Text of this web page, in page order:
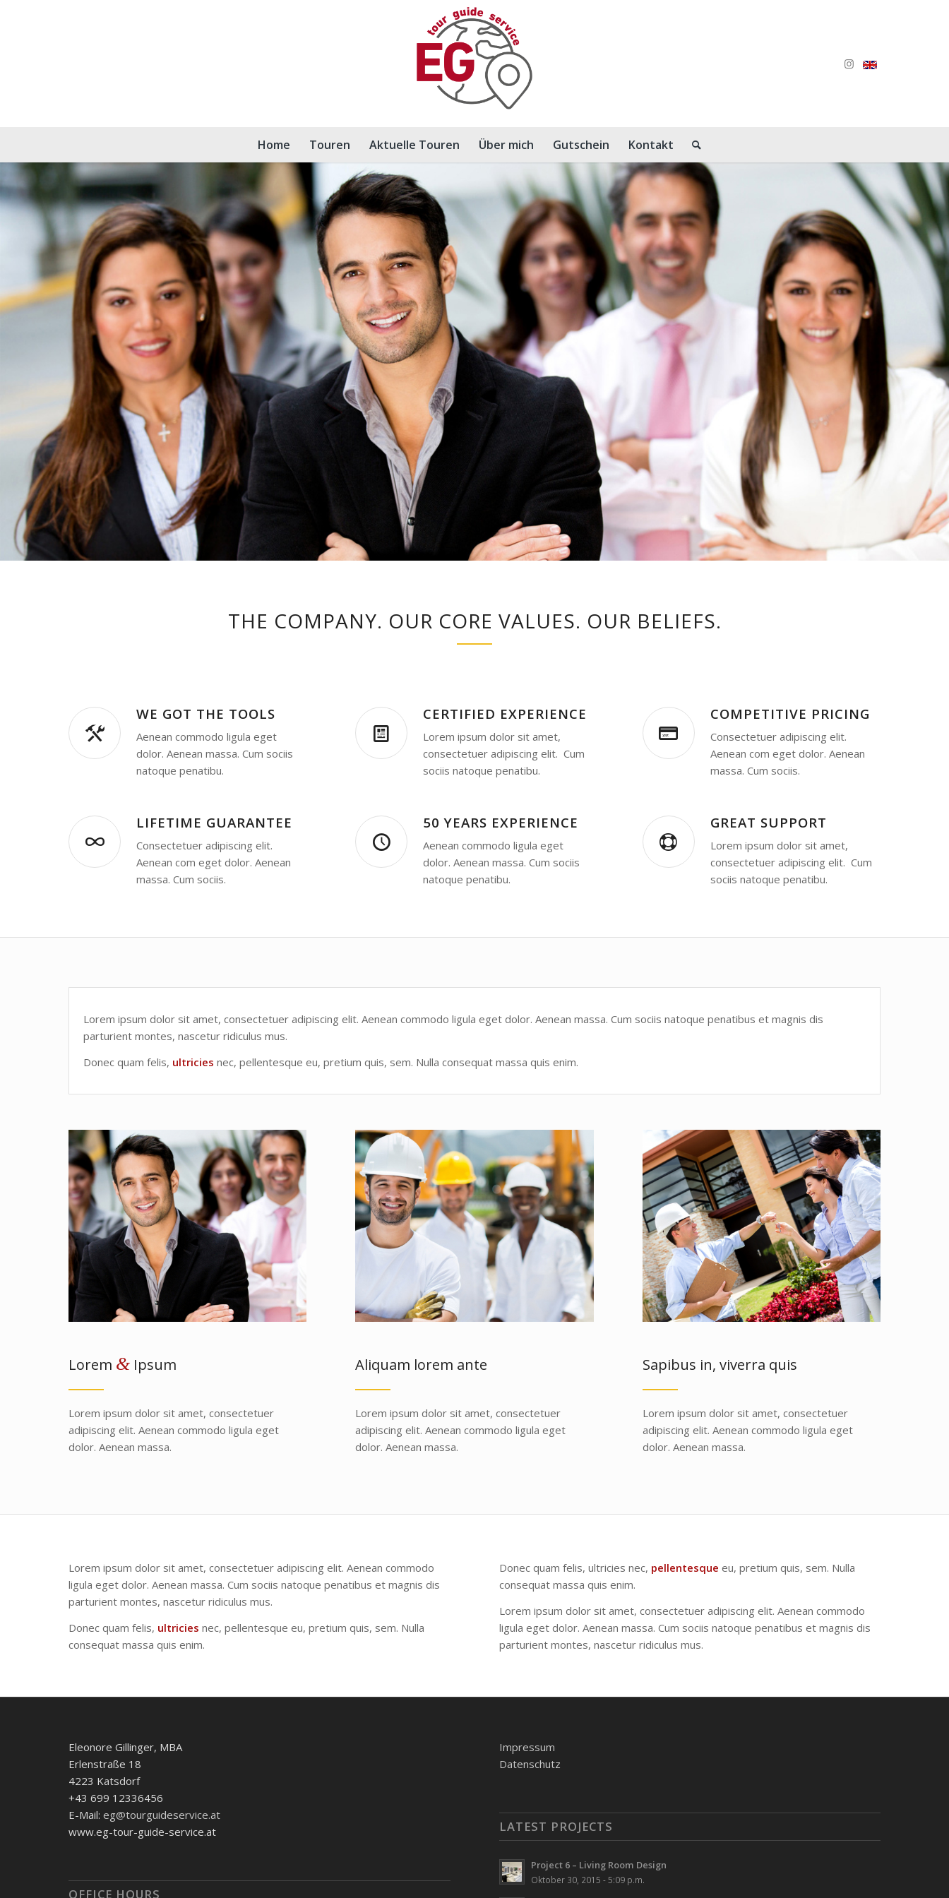
Home Touren Aktuelle Touren Über mich Gutschein Kontakt
THE COMPANY. OUR CORE VALUES. OUR BELIEFS.
WE GOT THE TOOLS
Aenean commodo ligula eget
dolor. Aenean massa. Cum sociis
natoque penatibu.
CERTIFIED EXPERIENCE
Lorem ipsum dolor sit amet,
consectetuer adipiscing elit. Cum
sociis natoque penatibu.
COMPETITIVE PRICING
Consectetuer adipiscing elit.
Aenean com eget dolor. Aenean
massa. Cum sociis.
LIFETIME GUARANTEE
Consectetuer adipiscing elit.
Aenean com eget dolor. Aenean
massa. Cum sociis.
50 YEARS EXPERIENCE
Aenean commodo ligula eget
dolor. Aenean massa. Cum sociis
natoque penatibu.
GREAT SUPPORT
Lorem ipsum dolor sit amet,
consectetuer adipiscing elit. Cum
sociis natoque penatibu.
Lorem ipsum dolor sit amet, consectetuer adipiscing elit. Aenean commodo ligula eget dolor. Aenean massa. Cum sociis natoque penatibus et magnis dis
parturient montes, nascetur ridiculus mus.
Donec quam felis, ultricies nec, pellentesque eu, pretium quis, sem. Nulla consequat massa quis enim.
Lorem & Ipsum
Lorem ipsum dolor sit amet, consectetuer
adipiscing elit. Aenean commodo ligula eget
dolor. Aenean massa.
Aliquam lorem ante
Lorem ipsum dolor sit amet, consectetuer
adipiscing elit. Aenean commodo ligula eget
dolor. Aenean massa.
Sapibus in, viverra quis
Lorem ipsum dolor sit amet, consectetuer
adipiscing elit. Aenean commodo ligula eget
dolor. Aenean massa.
Lorem ipsum dolor sit amet, consectetuer adipiscing elit. Aenean commodo
ligula eget dolor. Aenean massa. Cum sociis natoque penatibus et magnis dis
parturient montes, nascetur ridiculus mus.
Donec quam felis, ultricies nec, pellentesque eu, pretium quis, sem. Nulla
consequat massa quis enim.
Donec quam felis, ultricies nec, pellentesque eu, pretium quis, sem. Nulla
consequat massa quis enim.
Lorem ipsum dolor sit amet, consectetuer adipiscing elit. Aenean commodo
ligula eget dolor. Aenean massa. Cum sociis natoque penatibus et magnis dis
parturient montes, nascetur ridiculus mus.
Eleonore Gillinger, MBA
Erlenstraße 18
4223 Katsdorf
+43 699 12336456
E-Mail: eg@tourguideservice.at
www.eg-tour-guide-service.at
OFFICE HOURS
Impressum
Datenschutz
LATEST PROJECTS
Project 6 – Living Room Design
Oktober 30, 2015 - 5:09 p.m.